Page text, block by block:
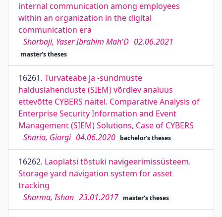
internal communication among employees
within an organization in the digital
communication era
Sharbaji, Yaser Ibrahim Mah'D 02.06.2021
master's theses
16261. Turvateabe ja -sündmuste
halduslahenduste (SIEM) võrdlev analüüs
ettevõtte CYBERS näitel. Comparative Analysis of
Enterprise Security Information and Event
Management (SIEM) Solutions, Case of CYBERS
Sharia, Giorgi 04.06.2020 bachelor's theses
16262. Laoplatsi tõstuki navigeerimissüsteem.
Storage yard navigation system for asset
tracking
Sharma, Ishan 23.01.2017 master's theses